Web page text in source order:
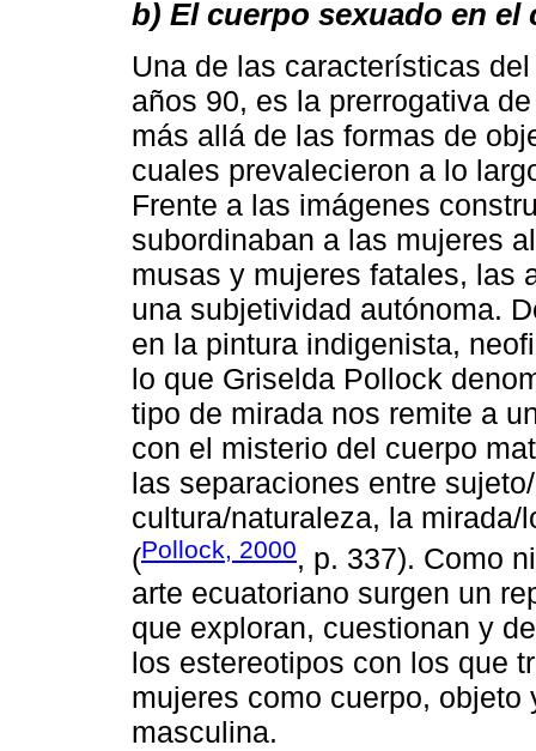
b) El cuerpo sexuado en
Una de las características
años 90, es la prerrogativa
más allá de las formas de
cuales prevalecieron a lo
Frente a las imágenes
subordinaban a las mujeres
musas y mujeres fatales, las
una subjetividad autónoma.
en la pintura indigenista,
lo que Griselda Pollock
tipo de mirada nos remite a
con el misterio del cuerpo
las separaciones entre
cultura/naturaleza, la
(Pollock, 2000, p. 337). Como
arte ecuatoriano surgen un
que exploran, cuestionan y
los estereotipos con los que
mujeres como cuerpo,
masculina.